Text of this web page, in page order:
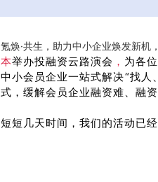
氪焕·共生，助力中小企业焕发新机
本举办投融资云路演会 ， 为各
中小会员企业一站式解决“找人
式，缓解会员企业融资难、融资
短短几天时间，我们的活动已